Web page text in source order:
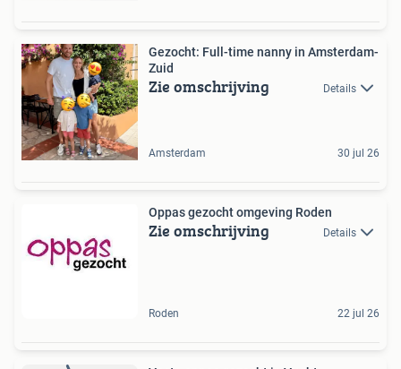
Gezocht: Full-time nanny in Amsterdam-
Zuid
Zie omschrijving Details
Amsterdam 30 jul 26
Oppas gezocht omgeving Roden
Zie omschrijving Details
Roden 22 jul 26